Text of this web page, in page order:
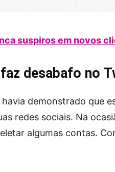
suspiros em novos
desabafo no
demonstrado que
redes sociais. Na
algumas contas.